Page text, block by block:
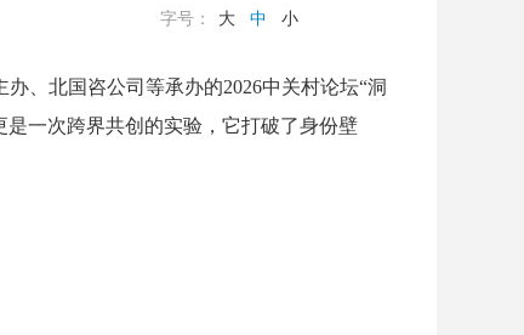
字号： 大 中 小
、北国咨公司等承办的2026中关村论坛“洞
一次跨界共创的实验，它打破了身份壁